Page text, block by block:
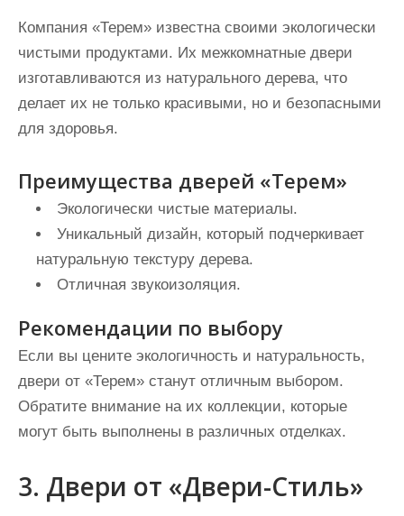
Компания «Терем» известна своими экологически
чистыми продуктами. Их межкомнатные двери
изготавливаются из натурального дерева, что
делает их не только красивыми, но и безопасными
для здоровья.
Преимущества дверей «Терем»
Экологически чистые материалы.
Уникальный дизайн, который подчеркивает
натуральную текстуру дерева.
Отличная звукоизоляция.
Рекомендации по выбору
Если вы цените экологичность и натуральность,
двери от «Терем» станут отличным выбором.
Обратите внимание на их коллекции, которые
могут быть выполнены в различных отделках.
3. Двери от «Двери-Стиль»